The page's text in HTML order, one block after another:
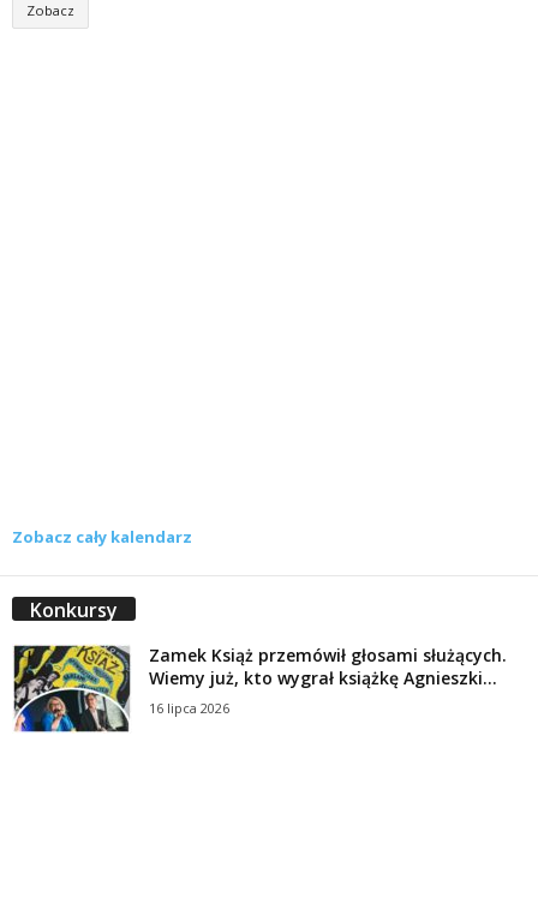
Zobacz
Zobacz cały kalendarz
Konkursy
Zamek Książ przemówił głosami służących.
Wiemy już, kto wygrał książkę Agnieszki...
16 lipca 2026